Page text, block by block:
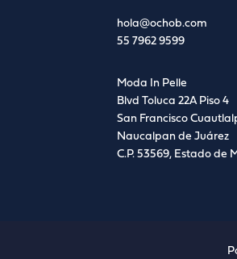
hola@ochob.com
55 7962 9599
Moda In Pelle
Blvd Toluca 22A Piso 4
San Francisco
Naucalpan de Juárez
C.P. 53569, Estado de